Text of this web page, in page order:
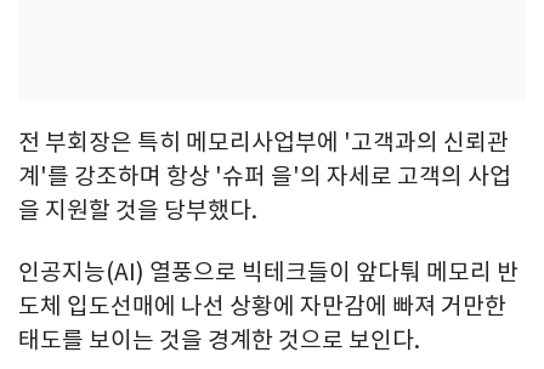
전 부회장은 특히 메모리사업부에 '고객과의 신뢰관
계'를 강조하며 항상 '슈퍼 을'의 자세로 고객의 사업
을 지원할 것을 당부했다.
인공지능(AI) 열풍으로 빅테크들이 앞다퉈 메모리 반
도체 입도선매에 나선 상황에 자만감에 빠져 거만한
태도를 보이는 것을 경계한 것으로 보인다.